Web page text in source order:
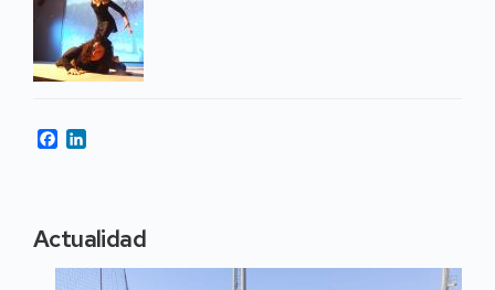
Facebook
Actualidad